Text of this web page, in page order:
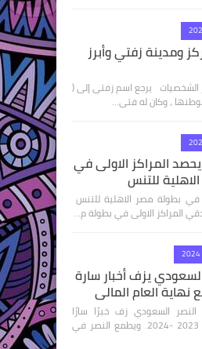
ومدينة زفتي وأبرز
الشخصيات يرجع اسم زفتى إلى (
، وكان له فتى…
المراكز الاولى في
للتنس
في بطولة مصر الاهلية للتنس
المراكز الاولى في بطولة م…
يزف أخبار سارة
نهاية العام المالي
السعودي زف خبرًا سارًا
لجماهيره مع نهاية العام المالي 2023 -2024. ويطمع النصر في